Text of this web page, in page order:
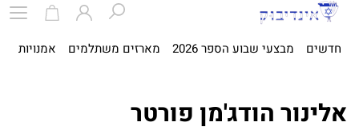
חדשים מבצעי שבוע הספר 2026 מארזים משתלמים אמנויות
אלינור הודג'מן פורטר